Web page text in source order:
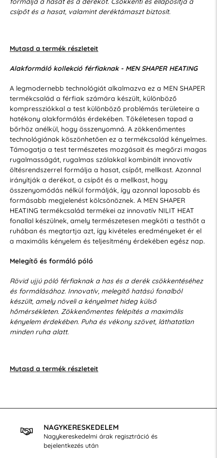
csípőt és a hasat, valamint deréktámaszt biztosít.
Mutasd a termék részleteit
Alakformáló kollekció férfiaknak - MEN SHAPER HEATING
A legmodernebb technológiát alkalmazva ez a MEN SHAPER
termékcsalád a férfiak számára készült, különböző
kompressziókkal a test különböző problémás területeire a
hatékony alakformálás érdekében. Tökéletesen tapad a
bőrhöz anélkül, hogy összenyomná. A zökkenőmentes
technológiának köszönhetően ez a termékcsalád kényelmes.
Támogatja a test természetes mozgásait és megőrzi magas
rugalmasságát, rugalmas szálakkal kombinált innovatív
öltésrendszerrel formálja a hasat, csípőt, mellkast. Azonnal
irányítják a derékot, a csípőt és a mellkast, hogy
összenyomódás nélkül formálják, így azonnal laposabb és
formásabb megjelenést kölcsönöznek. A MEN SHAPER
HEATING termékcsalád termékei az innovatív NILIT HEAT
fonallal készülnek, amely természetesen megköti a testhőt a
ruhában és megtartja azt, így kivételes eredményeket ér el
a maximális kényelem és teljesítmény érdekében egész nap.
Melegítő és formáló póló
Rövid ujjú póló férfiaknak a has és a derék csökkentéséhez
és formálásához. Innovatív, melegítő hatású fonalból
készült, amely növeli a kényelmet hideg külső
hőmérsékleten. Zökkenőmentes felépítés a maximális
kényelem érdekében. Puha és vékony szövet, láthatatlan
minden ruha alatt.
Mutasd a termék részleteit
NAGYKERESKEDELEM
Nagykereskedelmi árak regisztráció és
bejelentkezés után